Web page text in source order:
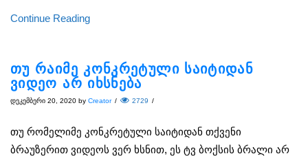
Continue Reading
თუ რაიმე კონკრეტული საიტიდან
ვიდეო არ იხსნება
დეკემბერი 20, 2020 by Creator / 2729 /
თუ რომელიმე კონკრეტული საიტიდან თქვენი
ბრაუზერით ვიდეოს ვერ ხსნით, ეს ტვ ბოქსის ბრალი არ